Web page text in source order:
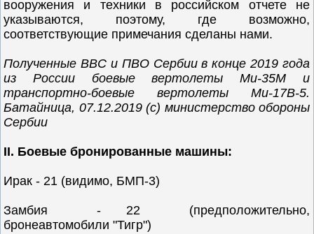
вооружения и техники в российском отчете не
указываются, поэтому, где возможно,
соответствующие примечания сделаны нами.
Полученные ВВС и ПВО Сербии в конце 2019 года
из России боевые вертолеты Ми-35М и
транспортно-боевые вертолеты Ми-17В-5.
Батайница, 07.12.2019 (с) министерство обороны
Сербии
II. Боевые бронированные машины:
Ирак - 21 (видимо, БМП-3)
Замбия - 22 (предположительно,
бронеавтомобили "Тигр")